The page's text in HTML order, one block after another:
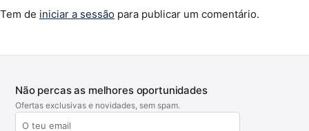
Tem de iniciar a sessão para publicar um comentário.
Não percas as melhores oportunidades
Ofertas exclusivas e novidades, sem spam.